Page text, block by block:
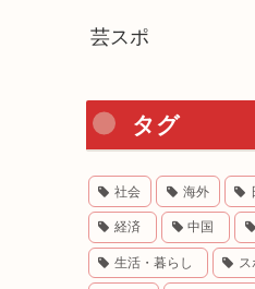
芸スポ
タグ
社会 海外
経済 中国
生活・暮らし ス